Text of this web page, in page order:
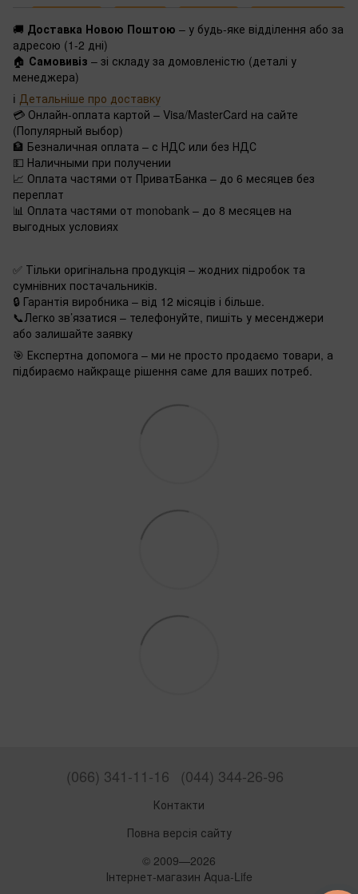
🚚 Доставка Новою Поштою – у будь-яке відділення або за
адресою (1-2 дні)
🏠 Самовивіз – зі складу за домовленістю (деталі у
менеджера)
ℹ️ Детальніше про доставку
💳 Онлайн-оплата картой – Visa/MasterCard на сайте
(Популярный выбор)
🏦 Безналичная оплата – с НДС или без НДС
💵 Наличными при получении
📈 Оплата частями от ПриватБанка – до 6 месяцев без
переплат
📊 Оплата частями от monobank – до 8 месяцев на
выгодных условиях
✅ Тільки оригінальна продукція – жодних підробок та
сумнівних постачальників.
🔒 Гарантія виробника – від 12 місяців і більше.
📞Легко зв’язатися – телефонуйте, пишіть у месенджери
або залишайте заявку
🎯 Експертна допомога – ми не просто продаємо товари, а
підбираємо найкраще рішення саме для ваших потреб.
(066) 341-11-16 (044) 344-26-96
Контакти
Повна версія сайту
© 2009—2026
Інтернет-магазин Aqua-Life